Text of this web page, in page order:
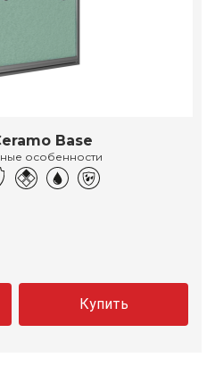
Base
особенности
Купить